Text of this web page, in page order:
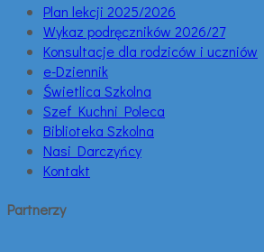
Plan lekcji 2025/2026
Wykaz podręczników 2026/27
Konsultacje dla rodziców i uczniów
e-Dziennik
Świetlica Szkolna
Szef Kuchni Poleca
Biblioteka Szkolna
Nasi Darczyńcy
Kontakt
Partnerzy